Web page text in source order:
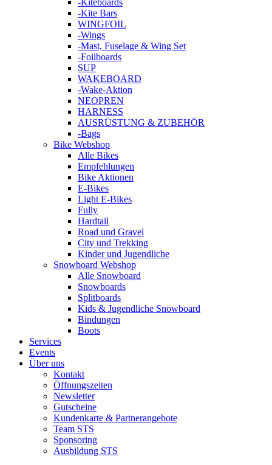
-Kite Bars
WINGFOIL
-Wings
-Mast, Fuselage & Wing Set
-Foilboards
SUP
WAKEBOARD
-Wake-Aktion
NEOPREN
HARNESS
AUSRÜSTUNG & ZUBEHÖR
-Bags
Bike Webshop
Alle Bikes
Empfehlungen
Bike Aktionen
E-Bikes
Light E-Bikes
Fully
Hardtail
Road und Gravel
City und Trekking
Kinder und Jugendliche
Snowboard Webshop
Alle Snowboard
Snowboards
Splitboards
Kids & Jugendliche Snowboard
Bindungen
Boots
Services
Events
Über uns
Kontakt
Öffnungszeiten
Newsletter
Gutscheine
Kundenkarte & Partnerangebote
Team STS
Sponsoring
Ausbildung STS